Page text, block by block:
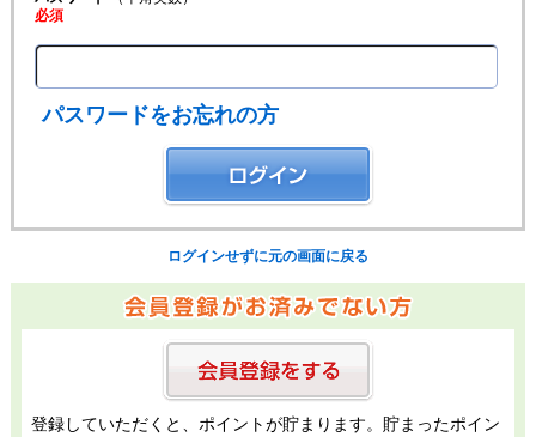
必須
パスワードをお忘れの方
ログインせずに元の画面に戻る
登録していただくと、ポイントが貯まります。貯まったポイン